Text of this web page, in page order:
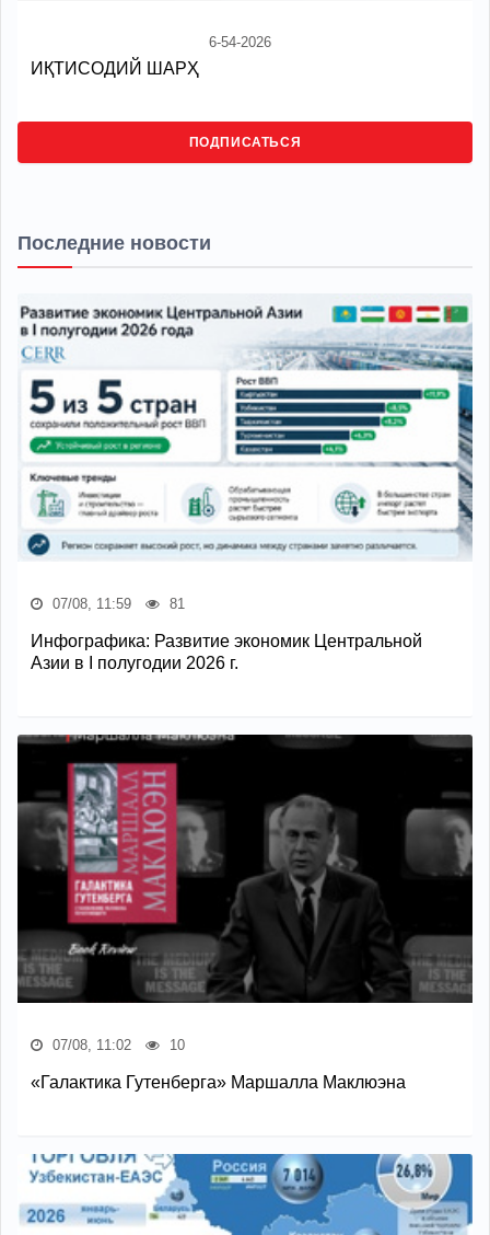
6-54-2026
ИҚТИСОДИЙ ШАРҲ
ПОДПИСАТЬСЯ
Последние новости
07/08, 11:59 81
Инфографика: Развитие экономик Центральной
Азии в I полугодии 2026 г.
07/08, 11:02 10
«Галактика Гутенберга» Маршалла Маклюэна